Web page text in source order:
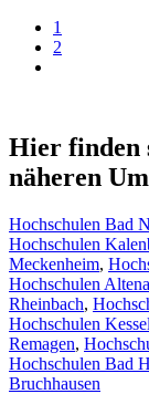
1
2
Hier finden
näheren
Hochschulen Bad
Hochschulen
Meckenheim,
Hochschulen
Rheinbach,
Hochschulen
Remagen,
Hochschulen Bad
Bruchhausen